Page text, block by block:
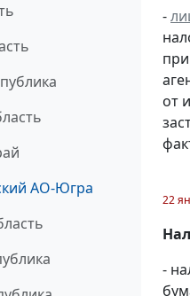
АО-Югра
-
от
22
-